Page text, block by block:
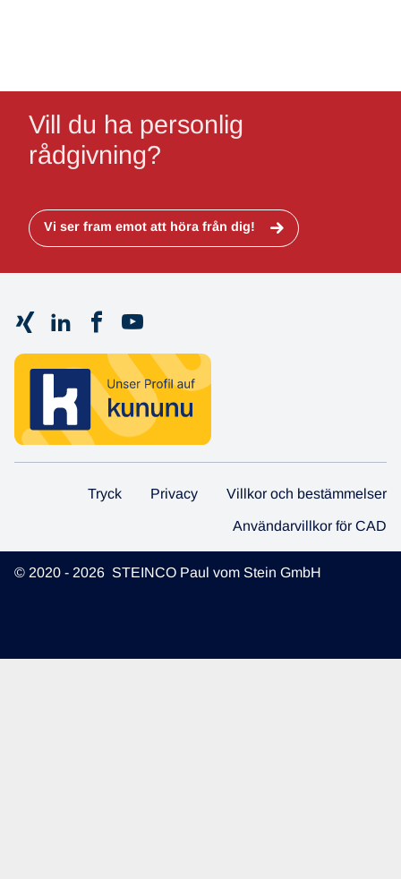
Vill du ha personlig
rådgivning?
Vi ser fram emot att höra från dig!
Tryck Privacy Villkor och bestämmelser
Användarvillkor för CAD
© 2020 - 2026 STEINCO Paul vom Stein GmbH